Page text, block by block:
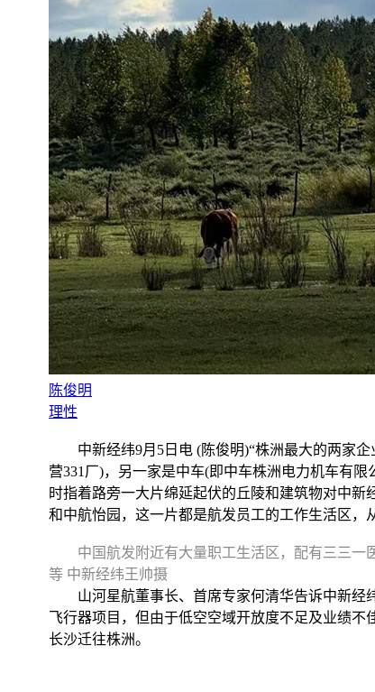
陈俊明
理性
中新经纬9月5日电 (陈俊明)“株洲最大的两家企
营331厂)，另一家是中车(即中车株洲电力机车有
时指着路旁一大片绵延起伏的丘陵和建筑物对中新
和中航怡园，这一片都是航发员工的工作生活区，
中国航发附近有大量职工生活区，配有三三
等 中新经纬王帅摄
山河星航董事长、首席专家何清华告诉中新经纬
飞行器项目，但由于低空空域开放度不足及业绩不
长沙迁往株洲。